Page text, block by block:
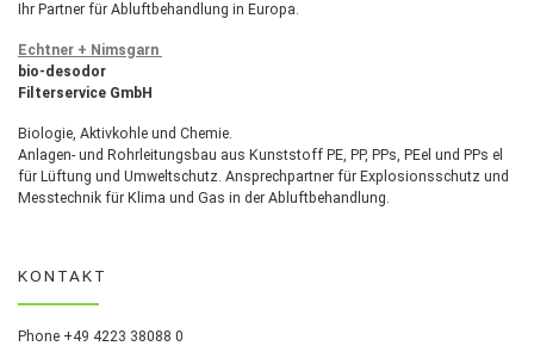
Ihr Partner für Abluftbehandlung in Europa.
Echtner + Nimsgarn
bio-desodor
Filterservice GmbH
Biologie, Aktivkohle und Chemie.
Anlagen- und Rohrleitungsbau aus Kunststoff PE, PP, PPs, PEel und PPs el
für Lüftung und Umweltschutz. Ansprechpartner für Explosionsschutz und
Messtechnik für Klima und Gas in der Abluftbehandlung.
KONTAKT
Phone +49 4223 38088 0